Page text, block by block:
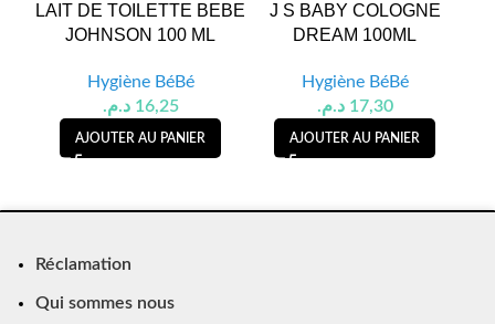
LAIT DE TOILETTE BEBE
JOHNSON 100 ML
Hygiène BéBé
16,25 د.م.
AJOUTER AU PANIER
J S BABY COLOGNE
DREAM 100ML
Hygiène BéBé
17,30 د.م.
AJOUTER AU PANIER
Réclamation
Qui sommes nous